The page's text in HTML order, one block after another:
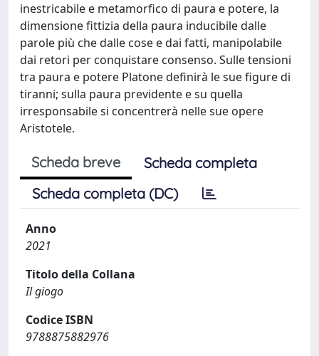
inestricabile e metamorfico di paura e potere, la
dimensione fittizia della paura inducibile dalle
parole più che dalle cose e dai fatti, manipolabile
dai retori per conquistare consenso. Sulle tensioni
tra paura e potere Platone definirà le sue figure di
tiranni; sulla paura previdente e su quella
irresponsabile si concentrerà nelle sue opere
Aristotele.
Scheda breve
Scheda completa
Scheda completa (DC)
Anno
2021
Titolo della Collana
Il giogo
Codice ISBN
9788875882976